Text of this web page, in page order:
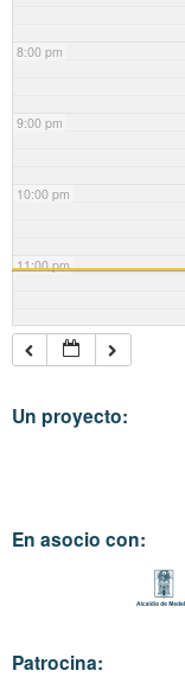
8:00 pm
9:00 pm
10:00 pm
11:00 pm
Un proyecto:
En asocio con:
Patrocina: